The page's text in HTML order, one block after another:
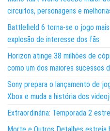
circuitos, personagens e
Battlefield 6 torna-se o jogo
explosão de interesse dos fãs
Horizon atinge 38 milhões de
como um dos maiores sucessos
Sony prepara o lançamento de
Xbox e muda a história dos
Extraordinária: Temporada 2